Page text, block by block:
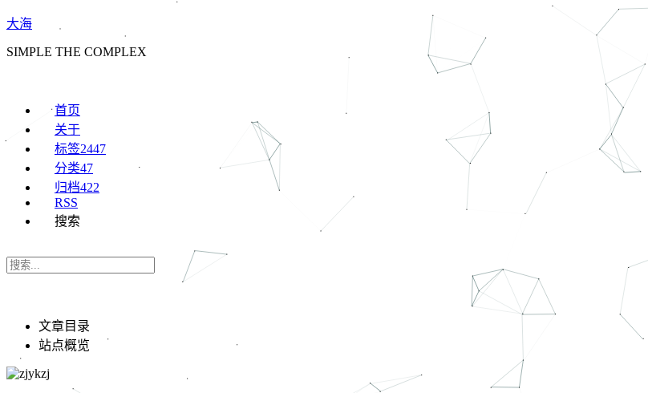
大海
SIMPLE THE COMPLEX
首页
关于
标签2447
分类47
归档422
RSS
搜索
文章目录
站点概览